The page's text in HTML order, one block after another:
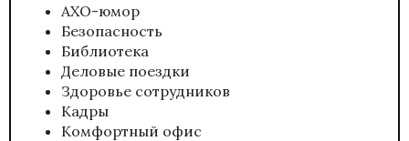
АХО-юмор
Безопасность
Библиотека
Деловые поездки
Здоровье сотрудников
Кадры
Комфортный офис